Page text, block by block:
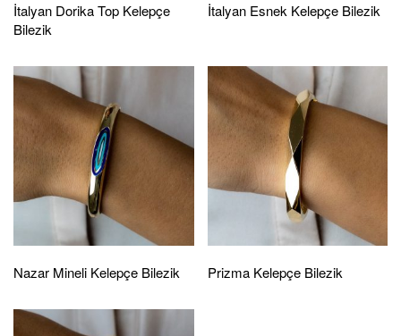
İtalyan Dorika Top Kelepçe
Bilezik
İtalyan Esnek Kelepçe Bilezik
Nazar Mineli Kelepçe Bilezik Prizma Kelepçe Bilezik